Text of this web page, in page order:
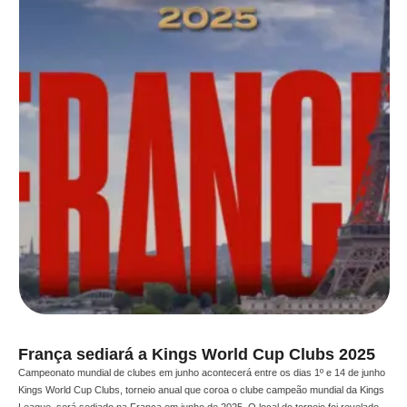
França sediará a Kings World Cup Clubs 2025
Campeonato mundial de clubes em junho acontecerá entre os dias 1º e 14 de junho
Kings World Cup Clubs, torneio anual que coroa o clube campeão mundial da Kings